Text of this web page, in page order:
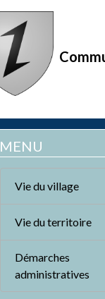
MENU
Vie du village
Vie du territoire
Démarches
administratives